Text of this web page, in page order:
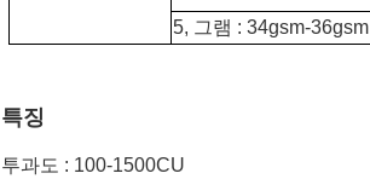
5, 그램 : 34gsm-36gsm
특징
투과도 : 100-1500CU